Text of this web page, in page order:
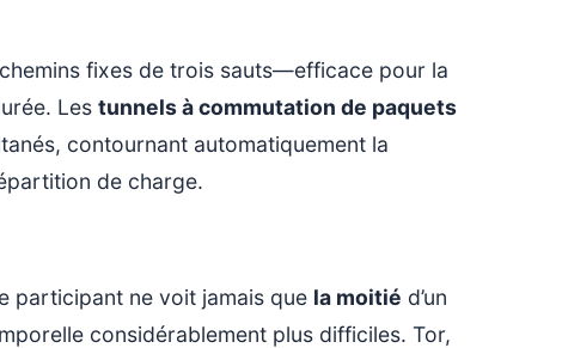
fixes de trois sauts—efficace pour la
Les tunnels à commutation de paquets
contournant automatiquement la
de charge.
participant ne voit jamais que la moitié d’un
considérablement plus difficiles. Tor,